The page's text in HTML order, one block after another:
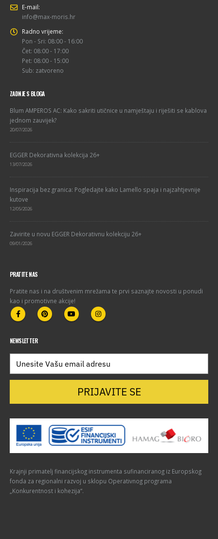
E-mail:
info@max-moris.hr
Radno vrijeme:
Pon - Sri: 08:00 - 16:00
Čet: 08:00 - 17:00
Pet: 08:00 - 15:00
Sub: zatvoreno
ZADNJE S BLOGA
Blum AMPEROS AC: Kako sakriti utičnice u namještaju i riješiti se kablova
jednom zauvijek?
20/07/2026
EGGER Dekorativna kolekcija 26+
13/07/2026
Inspiracija bez granica: Pogledajte kako Lamello spaja i najzahtjevnije
kutove
12/05/2026
Zavirite u novu EGGER Dekorativnu kolekciju 26+
09/01/2026
PRATITE NAS
Pratite nas i na društvenim mrežama te prvi saznajte novosti u ponudi
kao i promotivne akcije!
NEWSLETTER
PRIJAVITE SE
Krajnji primatelj financijskog instrumenta sufinanciranog iz Europskog
fonda za regionalni razvoj u sklopu Operativnog programa
„Konkurentnost i kohezija“.